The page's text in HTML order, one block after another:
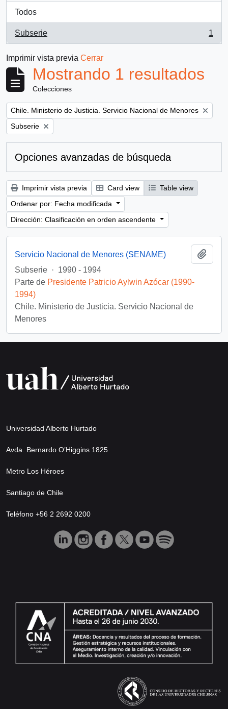
Todos
Subserie
, 1 resultados
1
Imprimir vista previa Cerrar
Mostrando 1 resultados
Colecciones
Remove filter:
Chile. Ministerio de Justicia. Servicio Nacional de Menores
Remove filter:
Subserie
Opciones avanzadas de búsqueda
Imprimir vista previa Card view
Table view
Ordenar por: Fecha modificada
Dirección: Clasificación en orden ascendente
Servicio Nacional de Menores (SENAME)
Subserie · 1990 - 1994
Parte de Presidente Patricio Aylwin Azócar (1990-
1994)
Chile. Ministerio de Justicia. Servicio Nacional de
Menores
Universidad Alberto Hurtado
Avda. Bernardo O’Higgins 1825
Metro Los Héroes
Santiago de Chile
Teléfono +56 2 2692 0200